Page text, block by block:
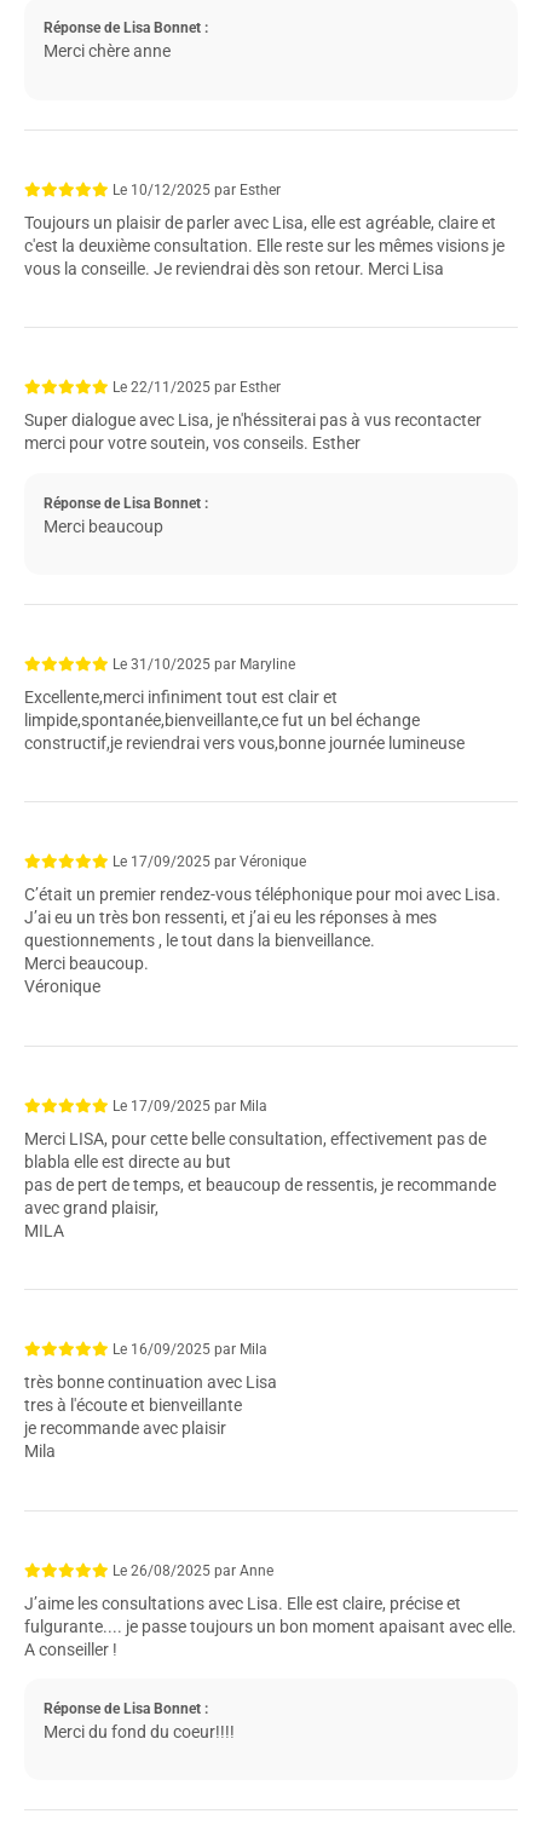
Réponse de Lisa Bonnet :
Merci chère anne
Le 10/12/2025 par Esther
Toujours un plaisir de parler avec Lisa, elle est agréable, claire et
c'est la deuxième consultation. Elle reste sur les mêmes visions je
vous la conseille. Je reviendrai dès son retour. Merci Lisa
Le 22/11/2025 par Esther
Super dialogue avec Lisa, je n'héssiterai pas à vus recontacter
merci pour votre soutein, vos conseils. Esther
Réponse de Lisa Bonnet :
Merci beaucoup
Le 31/10/2025 par Maryline
Excellente,merci infiniment tout est clair et
limpide,spontanée,bienveillante,ce fut un bel échange
constructif,je reviendrai vers vous,bonne journée lumineuse
Le 17/09/2025 par Véronique
C’était un premier rendez-vous téléphonique pour moi avec Lisa.
J’ai eu un très bon ressenti, et j’ai eu les réponses à mes
questionnements , le tout dans la bienveillance.
Merci beaucoup.
Véronique
Le 17/09/2025 par Mila
Merci LISA, pour cette belle consultation, effectivement pas de
blabla elle est directe au but
pas de pert de temps, et beaucoup de ressentis, je recommande
avec grand plaisir,
MILA
Le 16/09/2025 par Mila
très bonne continuation avec Lisa
tres à l'écoute et bienveillante
je recommande avec plaisir
Mila
Le 26/08/2025 par Anne
J’aime les consultations avec Lisa. Elle est claire, précise et
fulgurante.... je passe toujours un bon moment apaisant avec elle.
A conseiller !
Réponse de Lisa Bonnet :
Merci du fond du coeur!!!!